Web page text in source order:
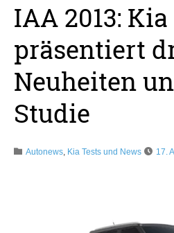
IAA 2013: Kia
präsentiert
Neuheiten
Studie
Autonews, Kia Tests und News 17.